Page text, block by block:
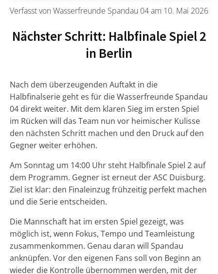
Verfasst von Wasserfreunde Spandau 04am 10. Mai 2026
Nächster Schritt: Halbfinale Spiel 2
in Berlin
Nach dem überzeugenden Auftakt in die
Halbfinalserie geht es für die Wasserfreunde Spandau
04 direkt weiter. Mit dem klaren Sieg im ersten Spiel
im Rücken will das Team nun vor heimischer Kulisse
den nächsten Schritt machen und den Druck auf den
Gegner weiter erhöhen.
Am Sonntag um 14:00 Uhr steht Halbfinale Spiel 2 auf
dem Programm. Gegner ist erneut der ASC Duisburg.
Ziel ist klar: den Finaleinzug frühzeitig perfekt machen
und die Serie entscheiden.
Die Mannschaft hat im ersten Spiel gezeigt, was
möglich ist, wenn Fokus, Tempo und Teamleistung
zusammenkommen. Genau daran will Spandau
anknüpfen. Vor den eigenen Fans soll von Beginn an
wieder die Kontrolle übernommen werden, mit der